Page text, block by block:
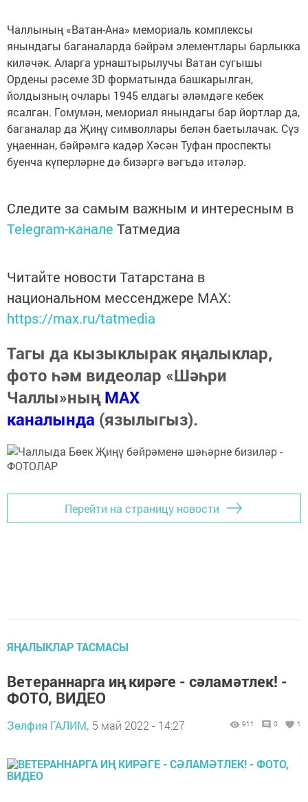
Чаллының «Ватан-Ана» мемориаль комплексы
янындагы баганаларда бәйрәм элементлары барлыкка
киләчәк. Аларга урнаштырылучы Ватан сугышы
Ордены рәсеме 3D форматында башкарылган,
йолдызның очлары 1945 елдагы әләмдәге кебек
ясалган. Гомумән, мемориал янындагы бар йортлар да,
баганалар да Җиңү символлары белән баетылачак. Сүз
уңаеннан, бәйрәмгә кадәр Хәсән Туфан проспекты
буенча күперләрне дә бизәргә вәгъдә итәләр.
Следите за самым важным и интересным в
Telegram-канале Татмедиа
Читайте новости Татарстана в
национальном мессенджере MАХ:
https://max.ru/tatmedia
Тагы да кызыклырак яңалыклар,
фото һәм видеолар «Шәһри
Чаллы»ныңMAX
каналында (язылыгыз).
Перейти на страницу новости
ЯҢАЛЫКЛАР ТАСМАСЫ
Ветераннарга иң кирәге - сәламәтлек! -
ФОТО, ВИДЕО
Зөлфия ГАЛИМ, 5 май 2022 - 14:27 911 0 1